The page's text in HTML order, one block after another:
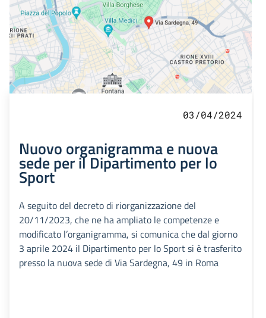
03/04/2024
Nuovo organigramma e nuova
sede per il Dipartimento per lo
Sport
A seguito del decreto di riorganizzazione del
20/11/2023, che ne ha ampliato le competenze e
modificato l’organigramma, si comunica che dal giorno
3 aprile 2024 il Dipartimento per lo Sport si è trasferito
presso la nuova sede di Via Sardegna, 49 in Roma